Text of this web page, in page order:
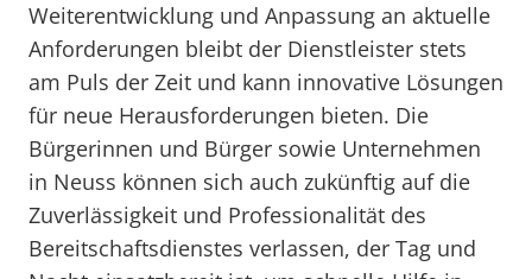
Weiterentwicklung und Anpassung an aktuelle
Anforderungen bleibt der Dienstleister stets
am Puls der Zeit und kann innovative Lösungen
für neue Herausforderungen bieten. Die
Bürgerinnen und Bürger sowie Unternehmen
in Neuss können sich auch zukünftig auf die
Zuverlässigkeit und Professionalität des
Bereitschaftsdienstes verlassen, der Tag und